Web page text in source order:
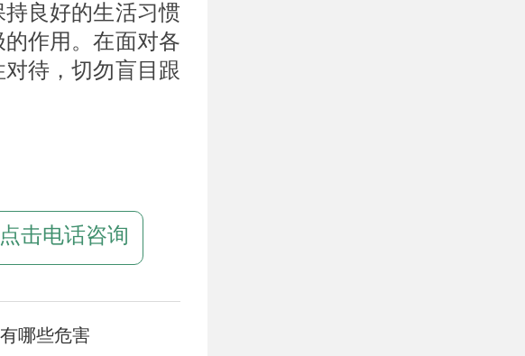
良好的生活习惯
作用。在面对各
待，切勿盲目跟
点击电话咨询
哪些危害